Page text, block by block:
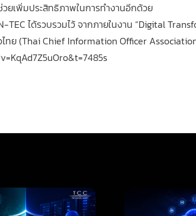
วยเพิ่มประสิทธิภาพในการทำงานอีกด้วย
ได้รวบรวมไว้ จากภายในงาน “Digital
ย (Thai Chief Information Officer